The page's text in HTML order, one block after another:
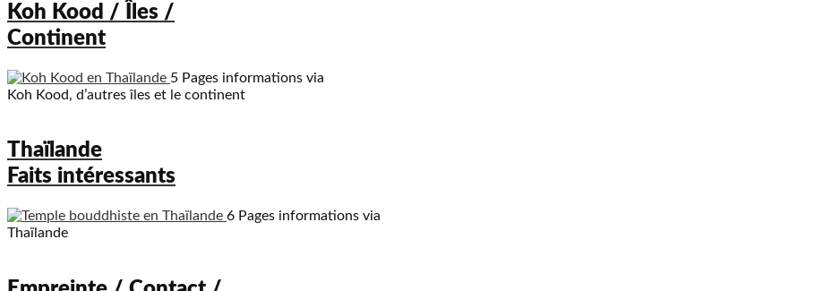
Koh Kood / Îles /
Continent
5 Pages informations via
Koh Kood, d’autres îles et le continent
Thaïlande
Faits intéressants
6 Pages informations via
Thaïlande